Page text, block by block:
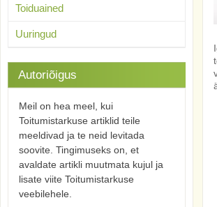
Toiduained
Uuringud
Autoriõigus
Meil on hea meel, kui
Toitumistarkuse artiklid teile
meeldivad ja te neid levitada
soovite. Tingimuseks on, et
avaldate artikli muutmata kujul ja
lisate viite Toitumistarkuse
veebilehele.